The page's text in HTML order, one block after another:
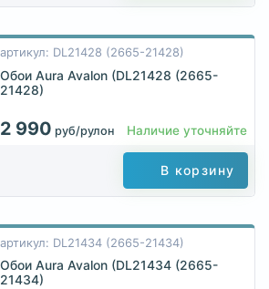
артикул: DL21428 (2665-21428)
Обои Aura Avalon (DL21428 (2665-
21428)
2 990 руб/рулон Наличие уточняйте
В корзину
артикул: DL21434 (2665-21434)
Обои Aura Avalon (DL21434 (2665-
21434)